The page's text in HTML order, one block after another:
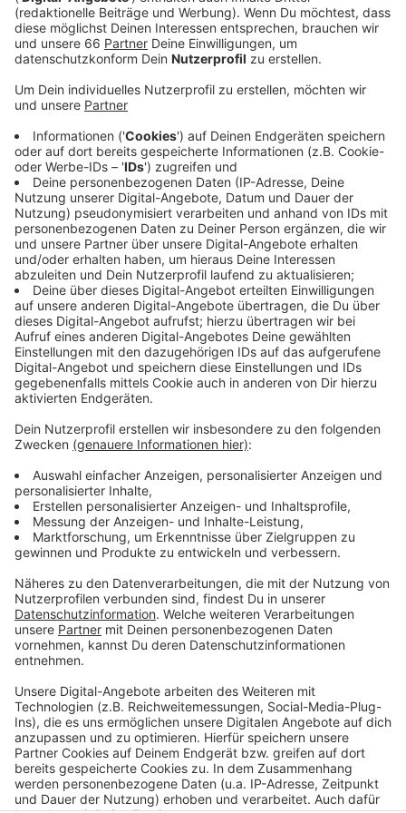
Lage in Düsseldorf stabil. Nach intensiven
Einsatztagen konnte die Düsseldorfer Feuerwehr
die meisten unwetterbedingten Einsätze
abarbeiten.
Veröffentlicht:Dienstag, 20.07.2021 16:36
Anzeige
Zurzeit stehen nur noch wenige Keller im Bereich der
Ostparksiedlung unter Wasser. Aufgrund des aktuellen
Grundwasserstandes können die Einsatzkräfte die dort
vollgelaufenen Keller noch nicht abpumpen. Durch
austretendes Heizöl kam es in unserer Stadt zudem
stellenweise zur Verunreinigung des Wassers. Zur
Absaugung des Ölfilmes wurden Spezialfahrzeuge
eingesetzt.
Weitere Infos und Links zum Thema
Anzeige
Hier informiert die Stadt über die aktuelle Lage
Hier informiert die Feuerwehr
Anzeige
Anzeige